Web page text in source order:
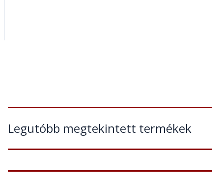
Legutóbb megtekintett termékek